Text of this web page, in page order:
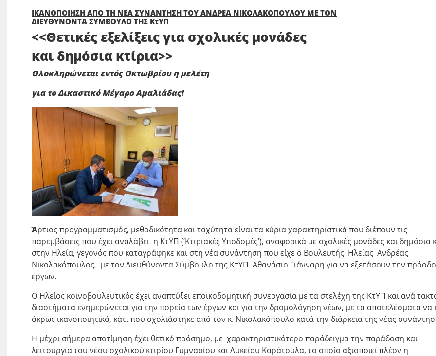
ΙΚΑΝΟΠΟΙΗΣΗ ΑΠΟ ΤΗ ΝΕΑ ΣΥΝΑΝΤΗΣΗ ΤΟΥ ΑΝΔΡΕΑ ΝΙΚΟΛΑΚΟΠΟΥΛΟΥ ΜΕ ΤΟΝ
ΔΙΕΥΘΥΝΟΝΤΑ ΣΥΜΒΟΥΛΟ ΤΗΣ ΚτΥΠ
<<Θετικές εξελίξεις για σχολικές μονάδες
και δημόσια κτίρια>>
Ολοκληρώνεται εντός Οκτωβρίουη μελέτη
για τοΔικαστικό Μέγαρο Αμαλιάδας!
Άρτιος προγραμματισμός, μεθοδικότητα και ταχύτητα είναι τα κύρια χαρακτηριστικά που διέπουν τις
παρεμβάσεις που έχει αναλάβει η ΚτΥΠ (‘Κτιριακές Υποδομές’), αναφορικά με σχολικές μονάδες και δημόσια
στην Ηλεία, γεγονός που καταγράφηκε και στη νέα συνάντηση που είχε ο Βουλευτής Ηλείας Ανδρέας
Νικολακόπουλος, με τον Διευθύνοντα Σύμβουλο της ΚτΥΠ Αθανάσιο Γιάνναρη για να εξετάσουν την
έργων.
Ο Ηλείος κοινοβουλευτικός έχει αναπτύξει εποικοδομητική συνεργασία με τα στελέχη της ΚτΥΠ και ανά
διαστήματα ενημερώνεται για την πορεία των έργων και για την δρομολόγηση νέων, με τα αποτελέσματα να
άκρως ικανοποιητικά, κάτι που σχολιάστηκε από τον κ. Νικολακόπουλο κατά την διάρκεια της νέας
Η μέχρι σήμερα αποτίμηση έχει θετικό πρόσημο, με χαρακτηριστικότερο παράδειγμα την παράδοση και
λειτουργία του νέου σχολικού κτιρίου Γυμνασίου και Λυκείου Καράτουλα, το οποίο αξιοποιεί πλέον η